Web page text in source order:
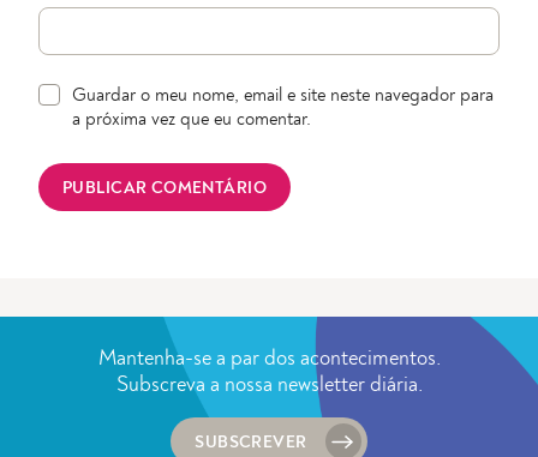
Guardar o meu nome, email e site neste navegador para
a próxima vez que eu comentar.
Mantenha-se a par dos acontecimentos.
Subscreva a nossa newsletter diária.
SUBSCREVER